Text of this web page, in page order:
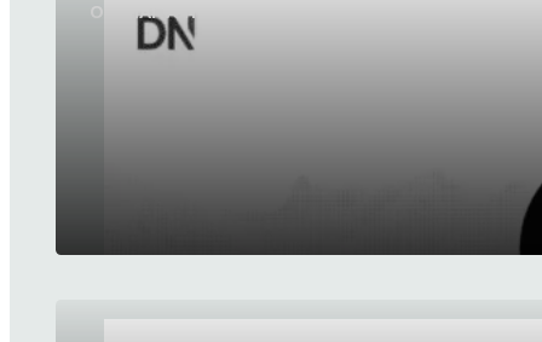
OpenAI vernieuwt GPT-5.6 Sol en GPT-5.6